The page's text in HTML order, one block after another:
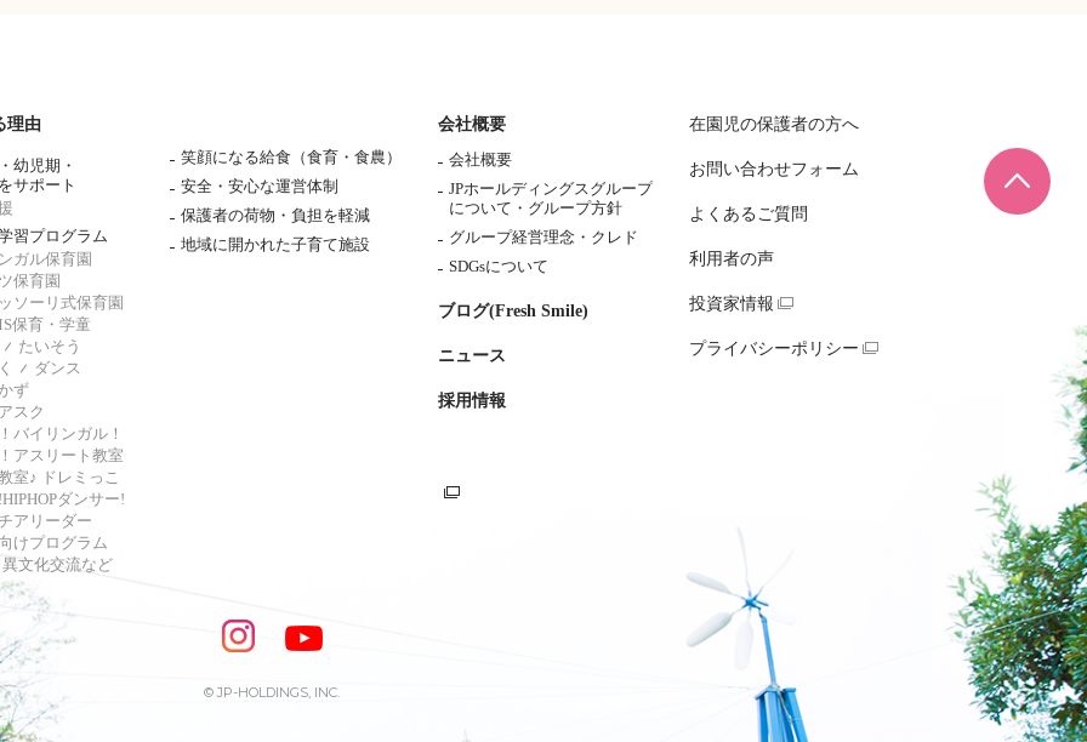
ページ
理由
幼児期・
サポート
習プログラム
ガル保育園
保育園
ソーリ式保育園
保育・学童
たいそう
ダンス
ず
スク
バイリンガル！
アスリート教室
室♪ ドレミっこ
ダンサー!
アリーダー
けプログラム
異文化交流など
笑顔になる給食（食育・食農）
安全・安心な運営体制
保護者の荷物・負担を軽減
地域に開かれた子育て施設
会社概要
会社概要
JPホールディングスグループ
について・ グループ方針
グループ経営理念・クレド
SDGsについて
ブログ(Fresh Smile)
ニュース
採用情報
在園児の保護者の方へ
お問い合わせフォーム
よくあるご質問
利用者の声
投資家情報
プライバシーポリシー
© JP-HOLDINGS, INC.